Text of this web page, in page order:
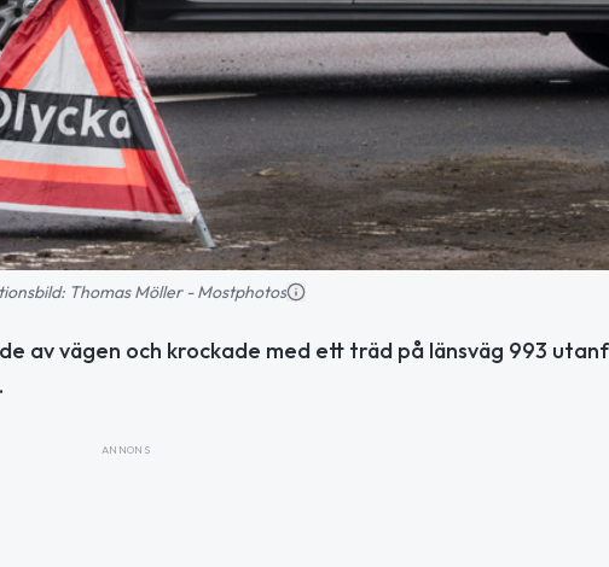
Thomas Möller - Mostphotos
av vägen och krockade med ett träd på länsväg 993
ANNONS